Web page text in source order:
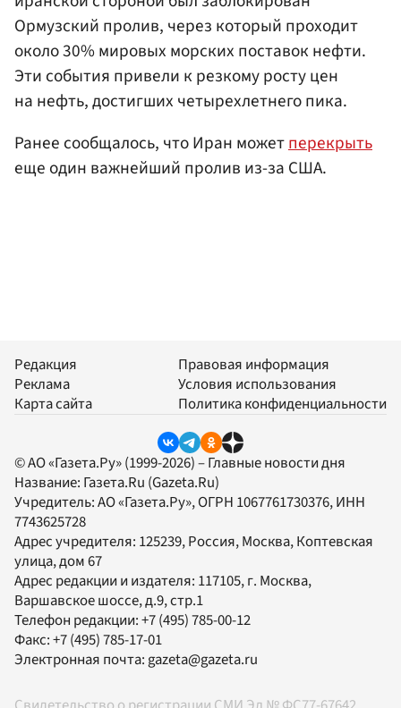
Ормузский пролив, через который проходит
около 30% мировых морских поставок нефти.
Эти события привели к резкому росту цен
на нефть, достигших четырехлетнего пика.
Ранее сообщалось, что Иран можетперекрыть
еще один важнейший пролив из-за США.
Редакция
Реклама
Карта сайта
Правовая информация
Условия использования
Политика конфиденциальности
© АО «Газета.Ру» (1999-2026) – Главные новости дня
Название: Газета.Ru (Gazeta.Ru)
Учредитель:АО «Газета.Ру», ОГРН 1067761730376, ИНН
7743625728
Адрес учредителя: 125239, Россия, Москва, Коптевская
улица, дом 67
Адрес редакции и издателя: 117105, г. Москва,
Варшавское шоссе, д.9, стр.1
Телефон редакции:+7 (495) 785-00-12
Факс:+7 (495) 785-17-01
Электронная почта:gazeta@gazeta.ru